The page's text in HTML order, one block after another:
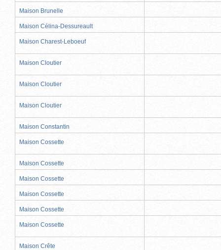
Maison Brunelle
Maison Célina-Dessureault
Maison Charest-Leboeuf
Maison Cloutier
Maison Cloutier
Maison Cloutier
Maison Constantin
Maison Cossette
Maison Cossette
Maison Cossette
Maison Cossette
Maison Cossette
Maison Cossette
Maison Crête